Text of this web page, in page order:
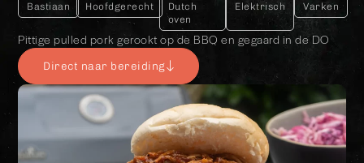
Bastiaan Hoofdgerecht
Dutch
oven
Elektrisch Varken
Pittige pulled pork gerookt op de BBQ en gegaard in de DO
Direct naar bereiding